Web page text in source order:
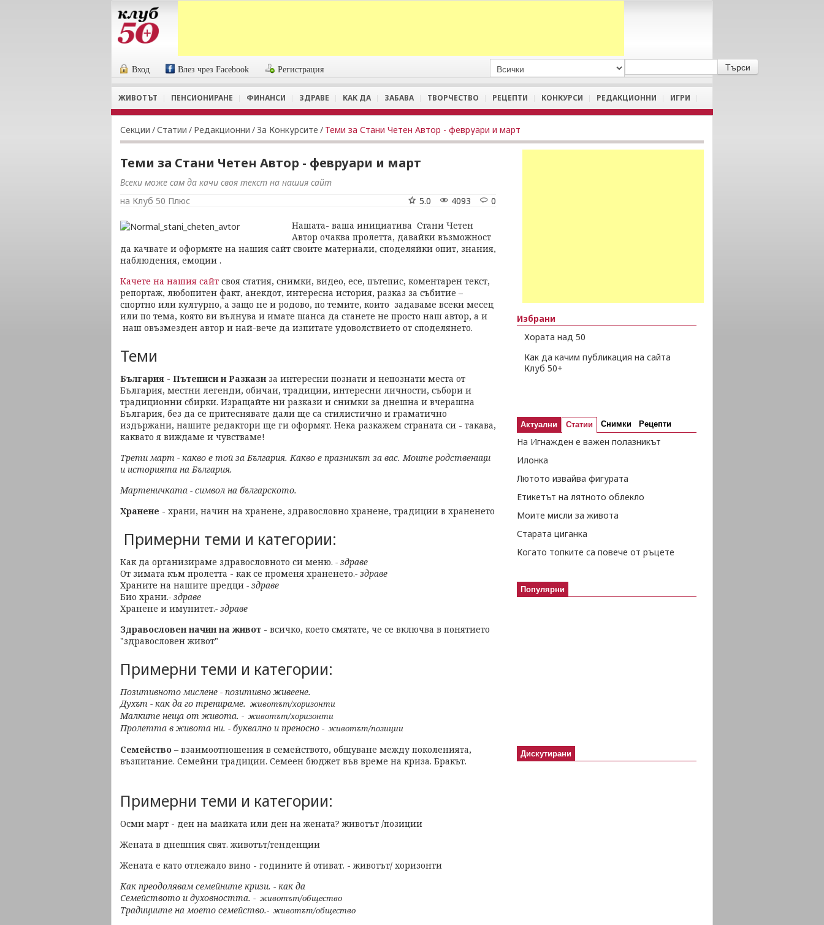
Вход Влез чрез Facebook Регистрация
ЖИВОТЪТ ПЕНСИОНИРАНЕ ФИНАНСИ ЗДРАВЕ КАК ДА ЗАБАВА ТВОРЧЕСТВО РЕЦЕПТИ КОНКУРСИ РЕДАКЦИОННИ ИГРИ
Секции /Статии / Редакционни / За Конкурсите / Теми за Стани Четен Автор - февруари и март
Теми за Стани Четен Автор - февруари и март
Всеки може сам да качи своя текст на нашия сайт
на Клуб 50 Плюс
0
4093
5.0
Нашата- ваша инициатива Стани Четен
Автор очаква пролетта, давайки възможност
да качвате и оформяте на нашия сайт своите материали, споделяйки опит, знания,
наблюдения, емоции .
Качете на нашия сайт своя статия, снимки, видео, есе, пътепис, коментарен текст,
репортаж, любопитен факт, анекдот, интересна история, разказ за събитие –
спортно или културно, а защо не и родово, по темите, които задаваме всеки месец
или по тема, която ви вълнува и имате шанса да станете не просто наш автор, а и
наш овъзмезден автор и най-вече да изпитате удоволствието от споделянето.
Теми
България - Пътеписи и Разказиза интересни познати и непознати места от
България, местни легенди, обичаи, традиции, интересни личности, събори и
традиционни сбирки. Изращайте ни разкази и снимки за днешна и вчерашна
България, без да се притеснявате дали ще са стилистично и граматично
издържани, нашите редактори ще ги оформят. Нека разкажем страната си - такава,
каквато я виждаме и чувстваме!
Трети март - какво е той за България. Какво е празникът за вас. Моите родственици
и историята на България.
Мартеничката - символ на българското.
Хранене - храни, начин на хранене, здравословно хранене, традиции в храненето
Примерни теми и категории:
Как да организираме здравословното си меню. - здраве
От зимата към пролетта - как се променя храненето.- здраве
Храните на нашите предци - здраве
Био храни.- здраве
Хранене и имунитет.- здраве
Здравословен начин на живот - всичко, което смятате, че се включва в понятието
"здравословен живот"
Примерни теми и категории:
Позитивното мислене - позитивно живеене.
Духът - как да го тренираме. животът/хоризонти
Малките неща от живота. - животът/хоризонти
Пролетта в живота ни. - буквално и преносно - животът/позиции
Семейство – взаимоотношения в семейството, общуване между поколенията,
възпитание. Семейни традиции. Семеен бюджет във време на криза. Бракът.
Примерни теми и категории:
Осми март - ден на майката или ден на жената? животът /позиции
Жената в днешния свят. животът/тенденции
Жената е като отлежало вино - годините й отиват. - животът/ хоризонти
Как преодолявам семейните кризи. - как да
Семейството и духовността. - животът/общество
Традициите на моето семейство.- животът/общество
Избрани
Хората над 50
Как да качим публикация на сайта
Клуб 50+
Актуални Статии Снимки Рецепти
На Игнажден е важен полазникът
Илонка
Лютото извайва фигурата
Етикетът на лятното облекло
Моите мисли за живота
Старата циганка
Когато топките са повече от ръцете
Популярни
Дискутирани